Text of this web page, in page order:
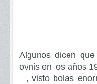
Algunos dicen
ovnis en los años
, visto bolas